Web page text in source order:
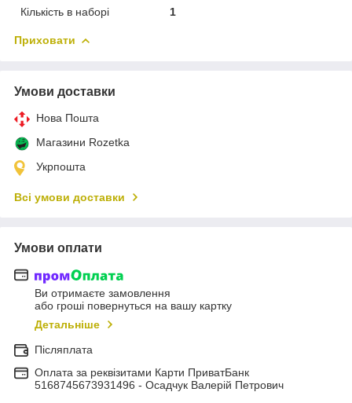
Кількість в наборі
1
Приховати
Умови доставки
Нова Пошта
Магазини Rozetka
Укрпошта
Всі умови доставки
Умови оплати
Ви отримаєте замовлення
або гроші повернуться на вашу картку
Детальніше
Післяплата
Оплата за реквізитами Карти ПриватБанк
5168745673931496 - Осадчук Валерій Петрович